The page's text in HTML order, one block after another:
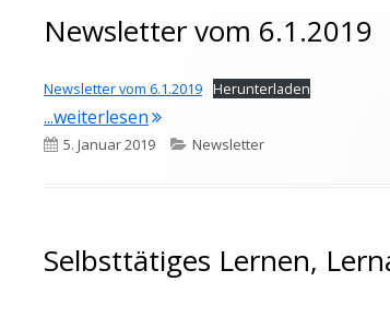
Newsletter vom 6.1.2019
Newsletter vom 6.1.2019 Herunterladen
...weiterlesen"Newsletter vom 6.1.2019"
Veröffentlicht
5. Januar 2019 Kategorien
Newsletter
Selbsttätiges Lernen,